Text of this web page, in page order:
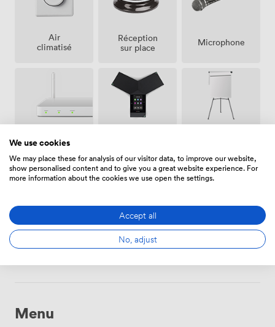
Air
climatisé
Réception
sur place
Microphone
Wifi
stylos
Vidéo-
projecteur
Menu
We use cookies
We may place these for analysis of our visitor data, to improve our website,
show personalised content and to give you a great website experience. For
more information about the cookies we use open the settings.
Accept all
No, adjust